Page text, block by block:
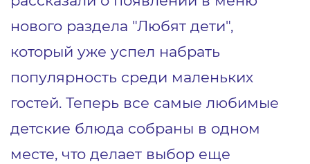
нового раздела "Любят дети",
который уже успел набрать
популярность среди маленьких
гостей. Теперь все самые любимые
детские блюда собраны в одном
месте, что делает выбор еще